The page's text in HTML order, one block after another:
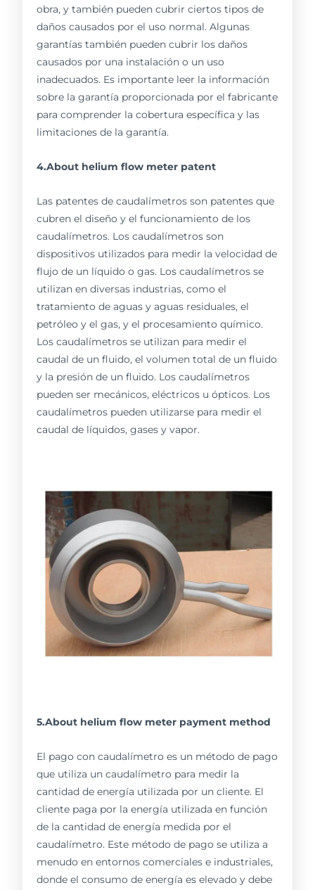
obra, y también pueden cubrir ciertos tipos de
daños causados por el uso normal. Algunas
garantías también pueden cubrir los daños
causados por una instalación o un uso
inadecuados. Es importante leer la información
sobre la garantía proporcionada por el fabricante
para comprender la cobertura específica y las
limitaciones de la garantía.
4.About helium flow meter patent
Las patentes de caudalímetros son patentes que
cubren el diseño y el funcionamiento de los
caudalímetros. Los caudalímetros son
dispositivos utilizados para medir la velocidad de
flujo de un líquido o gas. Los caudalímetros se
utilizan en diversas industrias, como el
tratamiento de aguas y aguas residuales, el
petróleo y el gas, y el procesamiento químico.
Los caudalímetros se utilizan para medir el
caudal de un fluido, el volumen total de un fluido
y la presión de un fluido. Los caudalímetros
pueden ser mecánicos, eléctricos u ópticos. Los
caudalímetros pueden utilizarse para medir el
caudal de líquidos, gases y vapor.
5.About helium flow meter payment method
El pago con caudalímetro es un método de pago
que utiliza un caudalímetro para medir la
cantidad de energía utilizada por un cliente. El
cliente paga por la energía utilizada en función
de la cantidad de energía medida por el
caudalímetro. Este método de pago se utiliza a
menudo en entornos comerciales e industriales,
donde el consumo de energía es elevado y debe